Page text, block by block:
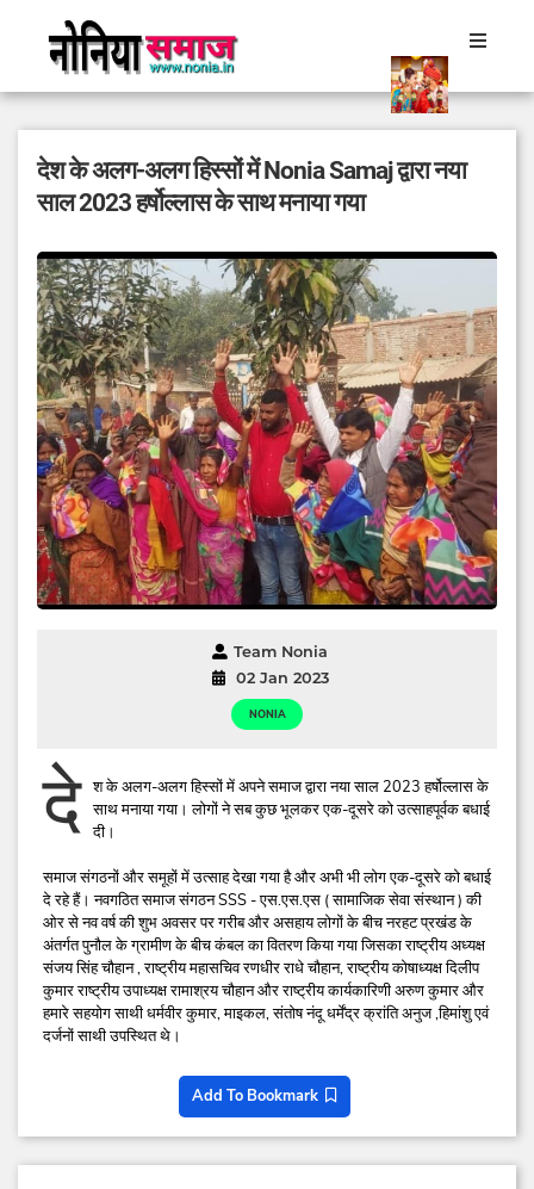
देश के अलग-अलग हिस्सों में Nonia Samaj द्वारा नया
साल 2023 हर्षोल्लास के साथ मनाया गया
Team Nonia
02 Jan 2023
NONIA
देश के अलग-अलग हिस्सों में अपने समाज द्वारा नया साल 2023 हर्षोल्लास के
साथ मनाया गया। लोगों ने सब कुछ भूलकर एक-दूसरे को उत्साहपूर्वक बधाई
दी।
समाज संगठनों और समूहों में उत्साह देखा गया है और अभी भी लोग एक-दूसरे को बधाई
दे रहे हैं। नवगठित समाज संगठन SSS - एस.एस.एस ( सामाजिक सेवा संस्थान ) की
ओर से नव वर्ष की शुभ अवसर पर गरीब और असहाय लोगों के बीच नरहट प्रखंड के
अंतर्गत पुनौल के ग्रामीण के बीच कंबल का वितरण किया गया जिसका राष्ट्रीय अध्यक्ष
संजय सिंह चौहान , राष्ट्रीय महासचिव रणधीर राधे चौहान, राष्ट्रीय कोषाध्यक्ष दिलीप
कुमार राष्ट्रीय उपाध्यक्ष रामाश्रय चौहान और राष्ट्रीय कार्यकारिणी अरुण कुमार और
हमारे सहयोग साथी धर्मवीर कुमार, माइकल, संतोष नंदू धर्मेंद्र क्रांति अनुज ,हिमांशु एवं
दर्जनों साथी उपस्थित थे।
Add To Bookmark